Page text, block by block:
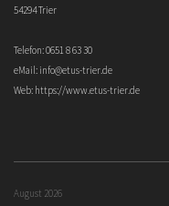
54294 Trier
Telefon: 0651 8 63 30
eMail: info@etus-trier.de
Web: https://www.etus-trier.de
August 2026